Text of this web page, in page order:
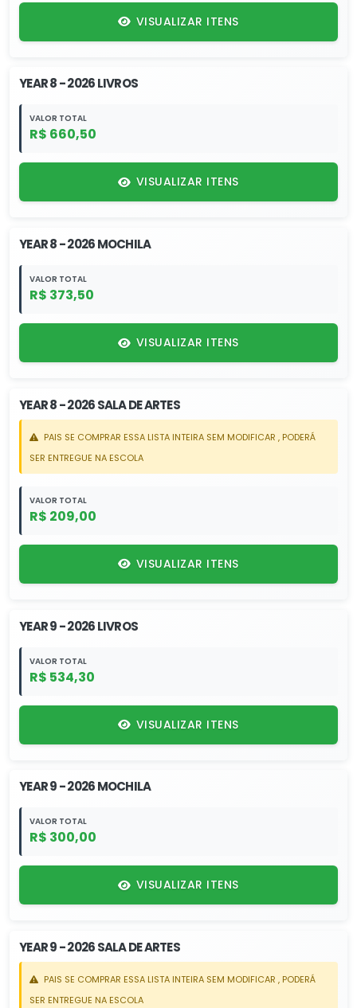
VISUALIZAR ITENS
YEAR 8 - 2026 LIVROS
VALOR TOTAL
R$ 660,50
VISUALIZAR ITENS
YEAR 8 - 2026 MOCHILA
VALOR TOTAL
R$ 373,50
VISUALIZAR ITENS
YEAR 8 - 2026 SALA DE ARTES
PAIS SE COMPRAR ESSA LISTA INTEIRA SEM MODIFICAR , PODERÁ
SER ENTREGUE NA ESCOLA
VALOR TOTAL
R$ 209,00
VISUALIZAR ITENS
YEAR 9 - 2026 LIVROS
VALOR TOTAL
R$ 534,30
VISUALIZAR ITENS
YEAR 9 - 2026 MOCHILA
VALOR TOTAL
R$ 300,00
VISUALIZAR ITENS
YEAR 9 - 2026 SALA DE ARTES
PAIS SE COMPRAR ESSA LISTA INTEIRA SEM MODIFICAR , PODERÁ
SER ENTREGUE NA ESCOLA